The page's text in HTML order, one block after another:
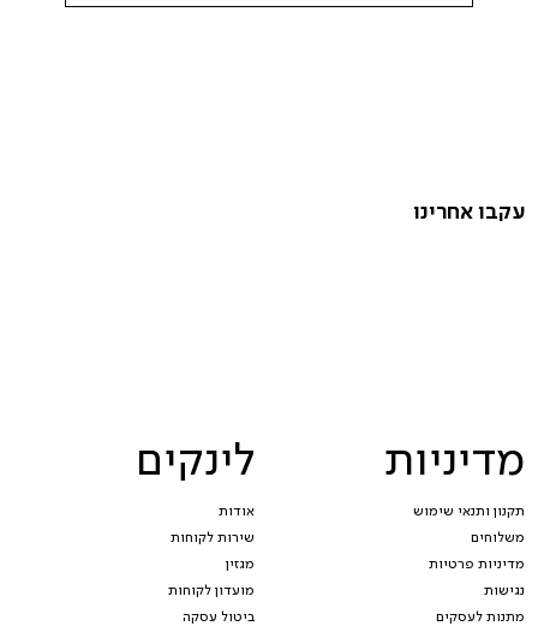
מדיניות
תקנון ותנאי שימוש
משלוחים
מדיניות פרטיות
נגישות
מתנות לעסקים
לינקים
אודות
שירות לקוחות
מגזין
מועדון לקוחות
ביטול עסקה
עקבו אחרינו